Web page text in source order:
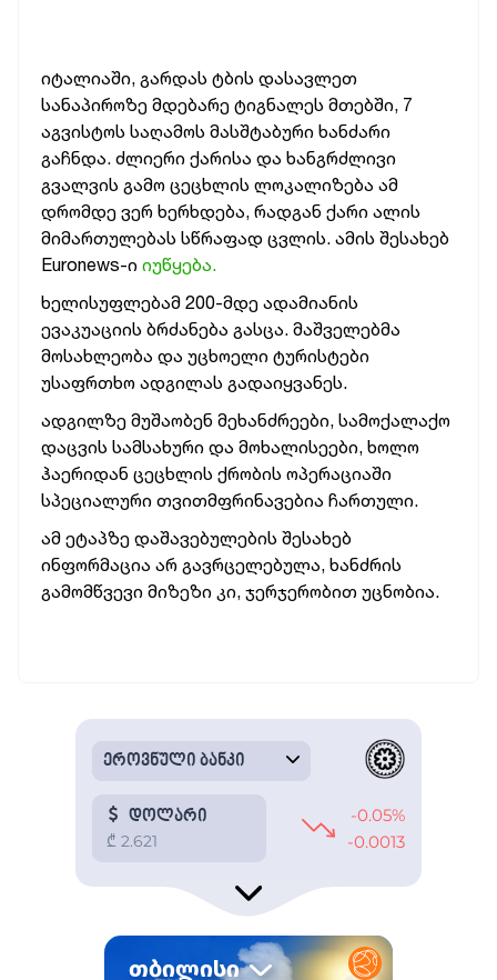
იტალიაში, გარდას ტბის დასავლეთ
სანაპიროზე მდებარე ტიგნალეს მთებში, 7
აგვისტოს საღამოს მასშტაბური ხანძარი
გაჩნდა. ძლიერი ქარისა და ხანგრძლივი
გვალვის გამო ცეცხლის ლოკალიზება ამ
დრომდე ვერ ხერხდება, რადგან ქარი ალის
მიმართულებას სწრაფად ცვლის. ამის შესახებ
Euronews-ი იუწყება.
ხელისუფლებამ 200-მდე ადამიანის
ევაკუაციის ბრძანება გასცა. მაშველებმა
მოსახლეობა და უცხოელი ტურისტები
უსაფრთხო ადგილას გადაიყვანეს.
ადგილზე მუშაობენ მეხანძრეები, სამოქალაქო
დაცვის სამსახური და მოხალისეები, ხოლო
ჰაერიდან ცეცხლის ქრობის ოპერაციაში
სპეციალური თვითმფრინავებია ჩართული.
ამ ეტაპზე დაშავებულების შესახებ
ინფორმაცია არ გავრცელებულა, ხანძრის
გამომწვევი მიზეზი კი, ჯერჯერობით უცნობია.